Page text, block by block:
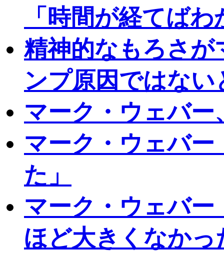
「時間が経てば
精神的なもろさ
ンプ原因ではな
マーク・ウェバー
マーク・ウェバ
た」
マーク・ウェバ
ほど大きくなかっ